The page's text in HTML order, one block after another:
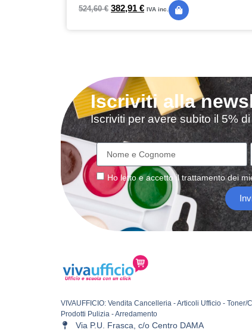
524,60€ 382,91 € IVA inc.
Iscriviti alla
Iscriviti per avere subito il 5%
Ho letto e accetto iltrattamentodei
VIVAUFFICIO: Vendita Cancelleria - Articoli Ufficio - Toner/
Prodotti Pulizia - Arredamento
Via P.U. Frasca, c/o Centro DAMA